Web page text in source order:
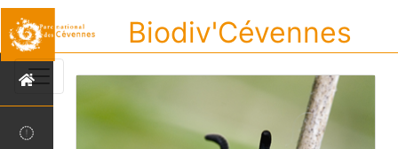
Biodiv'Cévennes